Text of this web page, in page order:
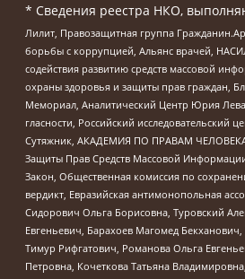
* Сведения реестра НКО,
Лилит, Правозащитная группа
борьбы с коррупцией, Альянс врачей,
содействия развитию средств массовой
охраны здоровья и защиты прав граждан,
Мемориал, Аналитический Центр Юрия
гласности, Российский исследовательский
Сутяжник, АКАДЕМИЯ ПО ПРАВАМ ЧЕЛОВЕКА,
Защиты Прав Средств Массовой
Закон, Общественная комиссия по
вердикт, Евразийская антимонопольная
Сидорович Ольга Борисовна, Туровский
Евгеньевич, Барахоев Магомед
Тимур Рифгатович, Романова Ольга
Петровна, Кочеткова Татьяна